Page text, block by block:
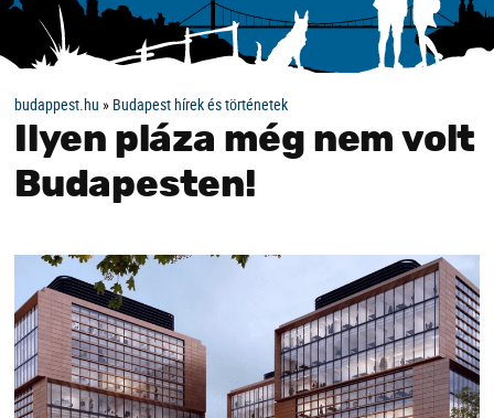
budappest.hu » Budapest hírek és történetek
Ilyen pláza még nem volt
Budapesten!